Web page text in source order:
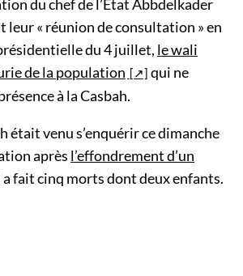
du chef de l’État Abbdelkader
leur « réunion de consultation » en
du 4 juillet, le wali
de la population
qui ne
à la Casbah.
était venu s’enquérir ce dimanche
après l’effondrement d’un
fait cinq morts dont deux enfants.